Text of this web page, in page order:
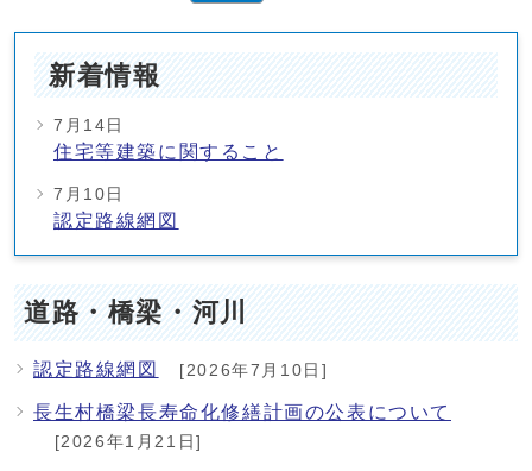
新着情報
7月14日
住宅等建築に関すること
7月10日
認定路線網図
道路・橋梁・河川
認定路線網図 [2026年7月10日]
長生村橋梁長寿命化修繕計画の公表について
[2026年1月21日]